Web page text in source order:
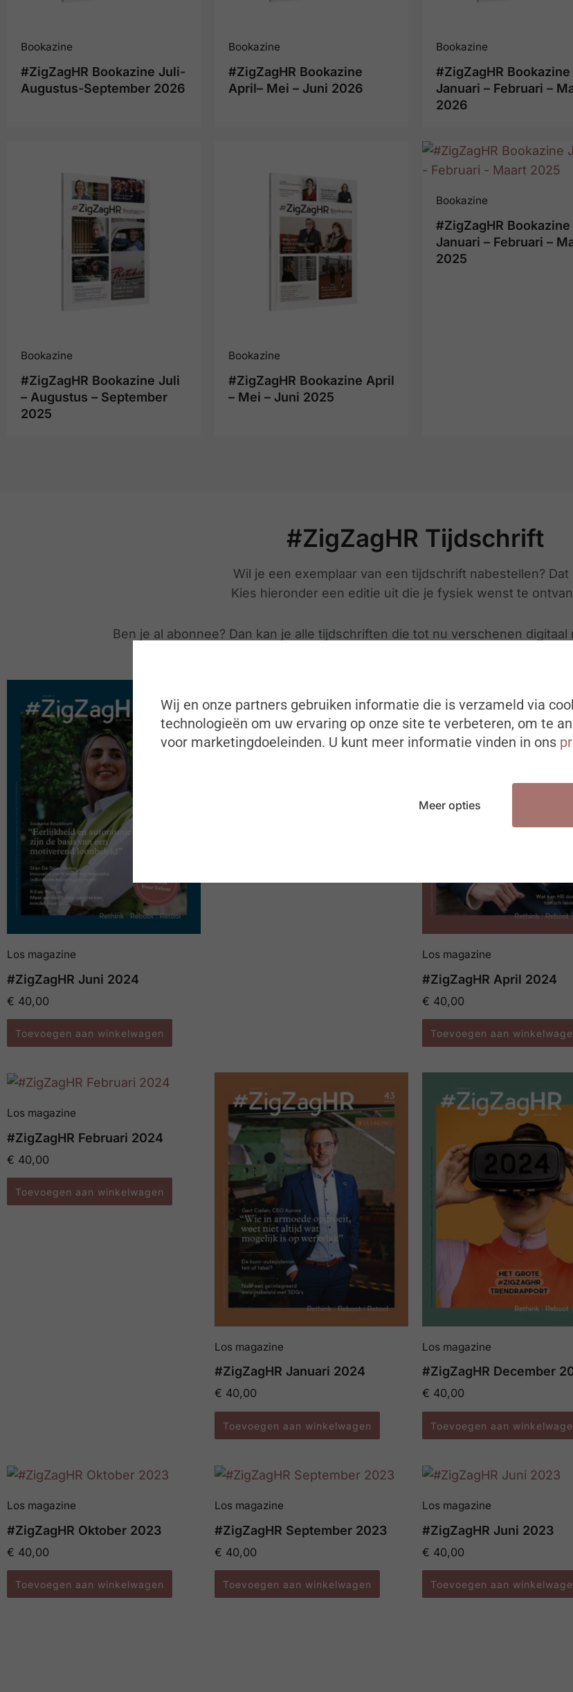
Bookazine
#ZigZagHR Bookazine Juli-
Augustus-September 2026
Bookazine
#ZigZagHR Bookazine
April– Mei – Juni 2026
Bookazine
#ZigZagHR Bookazine
Januari – Februari –
2026
Bookazine
#ZigZagHR Bookazine Juli
– Augustus – September
2025
Bookazine
#ZigZagHR Bookazine April
– Mei – Juni 2025
Bookazine
#ZigZagHR Bookazine
Januari – Februari –
2025
#ZigZagHR Tijdschrift
Wil je een exemplaar van een tijdschrift nabestellen? Dat
Kies hieronder een editie uit die je fysiek wenst te
Ben je al abonnee? Dan kan je alle tijdschriften die tot nu verschenen digitaal
Los magazine
#ZigZagHR Juni 2024
€ 40,00
Toevoegen aan winkelwagen
Los magazine
#ZigZagHR Mei 2024
Los magazine
#ZigZagHR April 2024
€ 40,00
Toevoegen aan
Los magazine
#ZigZagHR Februari 2024
€ 40,00
Toevoegen aan winkelwagen
Los magazine
#ZigZagHR Januari 2024
€ 40,00
Toevoegen aan winkelwagen
Los magazine
#ZigZagHR December
€ 40,00
Toevoegen aan
Los magazine
#ZigZagHR Oktober 2023
€ 40,00
Toevoegen aan winkelwagen
Los magazine
#ZigZagHR September 2023
€ 40,00
Toevoegen aan winkelwagen
Los magazine
#ZigZagHR Juni 2023
€ 40,00
Toevoegen aan
Wij en onze partners gebruiken informatie die is verzameld via
technologieën om uw ervaring op onze site te verbeteren, om te
voor marketingdoeleinden. U kunt meer informatie vinden in ons
Meer opties